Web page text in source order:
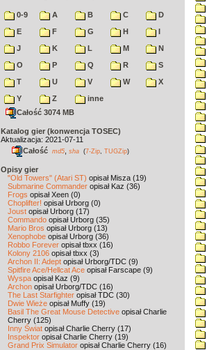
0-9 A B C
D
E
F G H
I
J
K L M
N
O
P Q R
S
T
U V W
X
Y
Z
inne
Całość 3074 MB
Katalog gier (konwencja TOSEC)
Aktualizacja: 2021-07-11
Całość md5 sha (7-Zip TUGZip)
Opisy gier
"Old Towers" (Atari ST) opisał Misza (19)
Submarine Commander opisał Kaz (36)
Frogs opisał Xeen (0)
Choplifter! opisał Urborg (0)
Joust opisał Urborg (17)
Commando opisał Urborg (35)
Mario Bros opisał Urborg (13)
Xenophobe opisał Urborg (36)
Robbo Forever opisał tbxx (16)
Kolony 2106 opisał tbxx (3)
Archon II: Adept opisał Urborg/TDC (9)
Spitfire Ace/Hellcat Ace opisał Farscape (9)
Wyspa opisał Kaz (9)
Archon opisał Urborg/TDC (16)
The Last Starfighter opisał TDC (30)
Dwie Wieże opisał Muffy (19)
Basil The Great Mouse Detective opisał Charlie
Cherry (125)
Inny Świat opisał Charlie Cherry (17)
Inspektor opisał Charlie Cherry (19)
Grand Prix Simulator opisał Charlie Cherry (16)